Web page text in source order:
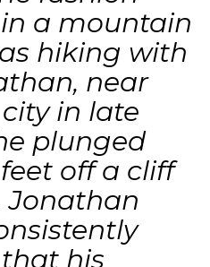
a mountain
hiking with
near
in late
plunged
off a cliff
Jonathan
his